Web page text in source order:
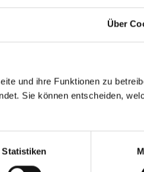
Über
und ihre Funktionen zu
Sie können entscheiden,
Statistiken
Intact